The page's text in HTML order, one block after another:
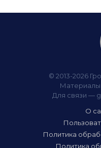
© 2013-2026
Материалы
Для связи —
О
Политика
Политика